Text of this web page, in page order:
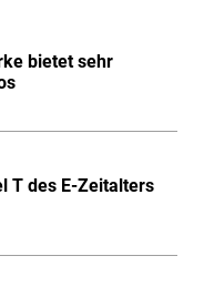
bietet sehr
T des E-Zeitalters